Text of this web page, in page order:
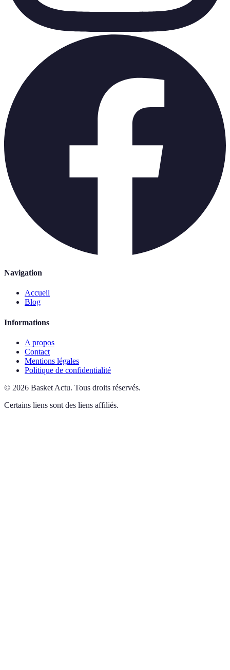
Navigation
Accueil
Blog
Informations
A propos
Contact
Mentions légales
Politique de confidentialité
© 2026 Basket Actu. Tous droits réservés.
Certains liens sont des liens affiliés.